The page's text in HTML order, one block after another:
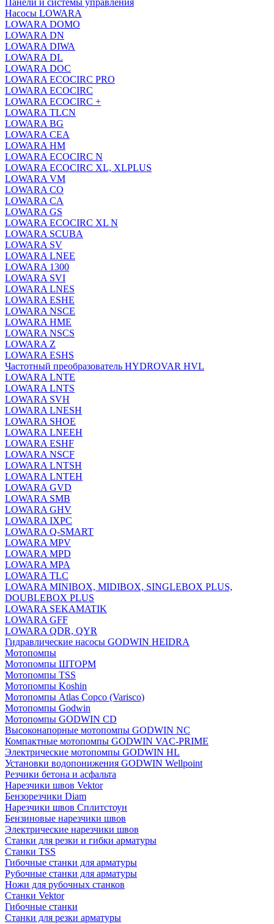
Панели и системы управления
Насосы LOWARA
LOWARA DOMO
LOWARA DN
LOWARA DIWA
LOWARA DL
LOWARA DOC
LOWARA ECOCIRC PRO
LOWARA ECOCIRC
LOWARA ECOCIRC +
LOWARA TLCN
LOWARA BG
LOWARA CEA
LOWARA HM
LOWARA ECOCIRC N
LOWARA ECOCIRC XL, XLPLUS
LOWARA VM
LOWARA CO
LOWARA CA
LOWARA GS
LOWARA ECOCIRC XL N
LOWARA SCUBA
LOWARA SV
LOWARA LNEE
LOWARA 1300
LOWARA SVI
LOWARA LNES
LOWARA ESHE
LOWARA NSCE
LOWARA HME
LOWARA NSCS
LOWARA Z
LOWARA ESHS
Частотный преобразователь HYDROVAR HVL
LOWARA LNTE
LOWARA LNTS
LOWARA SVH
LOWARA LNESH
LOWARA SHOE
LOWARA LNEEH
LOWARA ESHF
LOWARA NSCF
LOWARA LNTSH
LOWARA LNTEH
LOWARA GVD
LOWARA SMB
LOWARA GHV
LOWARA IXPС
LOWARA Q-SMART
LOWARA MPV
LOWARA MPD
LOWARA MPA
LOWARA TLC
LOWARA MINIBOX, MIDIBOX, SINGLEBOX PLUS,
DOUBLEBOX PLUS
LOWARA SEKAMATIK
LOWARA GFF
LOWARA QDR, QYR
Гидравлические насосы GODWIN HEIDRA
Мотопомпы
Мотопомпы ШТОРМ
Мотопомпы TSS
Мотопомпы Koshin
Мотопомпы Atlas Copco (Varisco)
Мотопомпы Godwin
Мотопомпы GODWIN CD
Высоконапорные мотопомпы GODWIN NC
Компактные мотопомпы GODWIN VAC-PRIME
Электрические мотопомпы GODWIN HL
Установки водопонижения GODWIN Wellpoint
Резчики бетона и асфальта
Нарезчики швов Vektor
Бензорезчики Diam
Нарезчики швов Сплитстоун
Бензиновые нарезчики швов
Электрические нарезчики швов
Станки для резки и гибки арматуры
Станки TSS
Гибочные станки для арматуры
Рубочные станки для арматуры
Ножи для рубочных станков
Станки Vektor
Гибочные станки
Станки для резки арматуры